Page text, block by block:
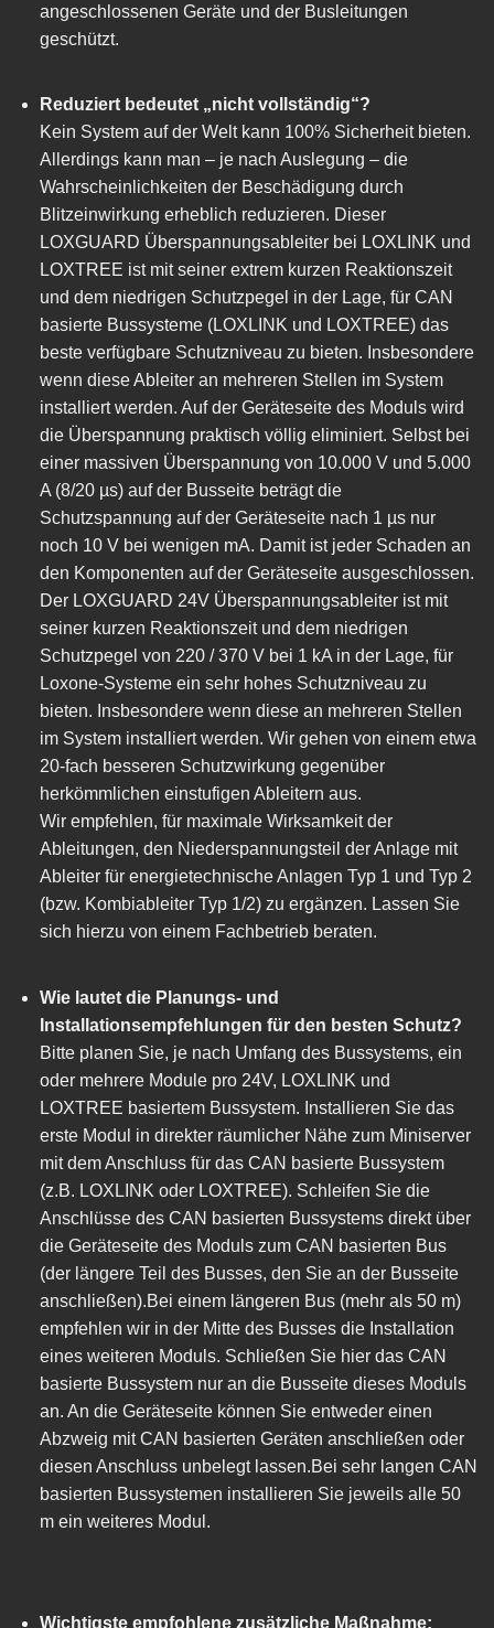
angeschlossenen Geräte und der Busleitungen
geschützt.
Reduziert bedeutet „nicht vollständig“?
Kein System auf der Welt kann 100% Sicherheit bieten.
Allerdings kann man – je nach Auslegung – die
Wahrscheinlichkeiten der Beschädigung durch
Blitzeinwirkung erheblich reduzieren. Dieser
LOXGUARD Überspannungsableiter bei LOXLINK und
LOXTREE ist mit seiner extrem kurzen Reaktionszeit
und dem niedrigen Schutzpegel in der Lage, für CAN
basierte Bussysteme (LOXLINK und LOXTREE) das
beste verfügbare Schutzniveau zu bieten. Insbesondere
wenn diese Ableiter an mehreren Stellen im System
installiert werden. Auf der Geräteseite des Moduls wird
die Überspannung praktisch völlig eliminiert. Selbst bei
einer massiven Überspannung von 10.000 V und 5.000
A (8/20 µs) auf der Busseite beträgt die
Schutzspannung auf der Geräteseite nach 1 µs nur
noch 10 V bei wenigen mA. Damit ist jeder Schaden an
den Komponenten auf der Geräteseite ausgeschlossen.
Der LOXGUARD 24V Überspannungsableiter ist mit
seiner kurzen Reaktionszeit und dem niedrigen
Schutzpegel von 220 / 370 V bei 1 kA in der Lage, für
Loxone-Systeme ein sehr hohes Schutzniveau zu
bieten. Insbesondere wenn diese an mehreren Stellen
im System installiert werden. Wir gehen von einem etwa
20-fach besseren Schutzwirkung gegenüber
herkömmlichen einstufigen Ableitern aus.
Wir empfehlen, für maximale Wirksamkeit der
Ableitungen, den Niederspannungsteil der Anlage mit
Ableiter für energietechnische Anlagen Typ 1 und Typ 2
(bzw. Kombiableiter Typ 1/2) zu ergänzen. Lassen Sie
sich hierzu von einem Fachbetrieb beraten.
Wie lautet die Planungs- und
Installationsempfehlungen für den besten Schutz?
Bitte planen Sie, je nach Umfang des Bussystems, ein
oder mehrere Module pro 24V, LOXLINK und
LOXTREE basiertem Bussystem. Installieren Sie das
erste Modul in direkter räumlicher Nähe zum Miniserver
mit dem Anschluss für das CAN basierte Bussystem
(z.B. LOXLINK oder LOXTREE). Schleifen Sie die
Anschlüsse des CAN basierten Bussystems direkt über
die Geräteseite des Moduls zum CAN basierten Bus
(der längere Teil des Busses, den Sie an der Busseite
anschließen).Bei einem längeren Bus (mehr als 50 m)
empfehlen wir in der Mitte des Busses die Installation
eines weiteren Moduls. Schließen Sie hier das CAN
basierte Bussystem nur an die Busseite dieses Moduls
an. An die Geräteseite können Sie entweder einen
Abzweig mit CAN basierten Geräten anschließen oder
diesen Anschluss unbelegt lassen.Bei sehr langen CAN
basierten Bussystemen installieren Sie jeweils alle 50
m ein weiteres Modul.
Wichtigste empfohlene zusätzliche Maßnahme: